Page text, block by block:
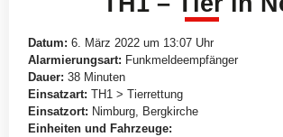
Datum: 6. März 2022 um 13:07 Uhr
Alarmierungsart: Funkmeldeempfänger
Dauer: 38 Minuten
Einsatzart: TH1 > Tierrettung
Einsatzort: Nimburg, Bergkirche
Einheiten und Fahrzeuge: